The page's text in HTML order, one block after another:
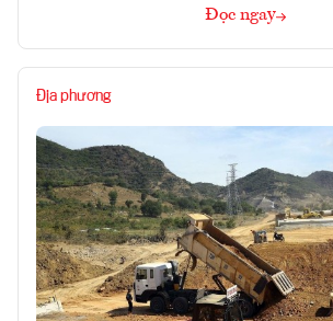
Đọc ngay
Địa phương